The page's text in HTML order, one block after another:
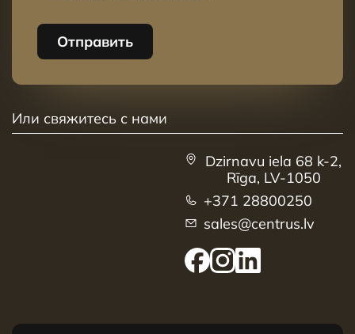
Отправить
Или свяжитесь с нами
Dzirnavu iela 68 k-2,
Rīga, LV-1050
+371 28800250
sales@centrus.lv